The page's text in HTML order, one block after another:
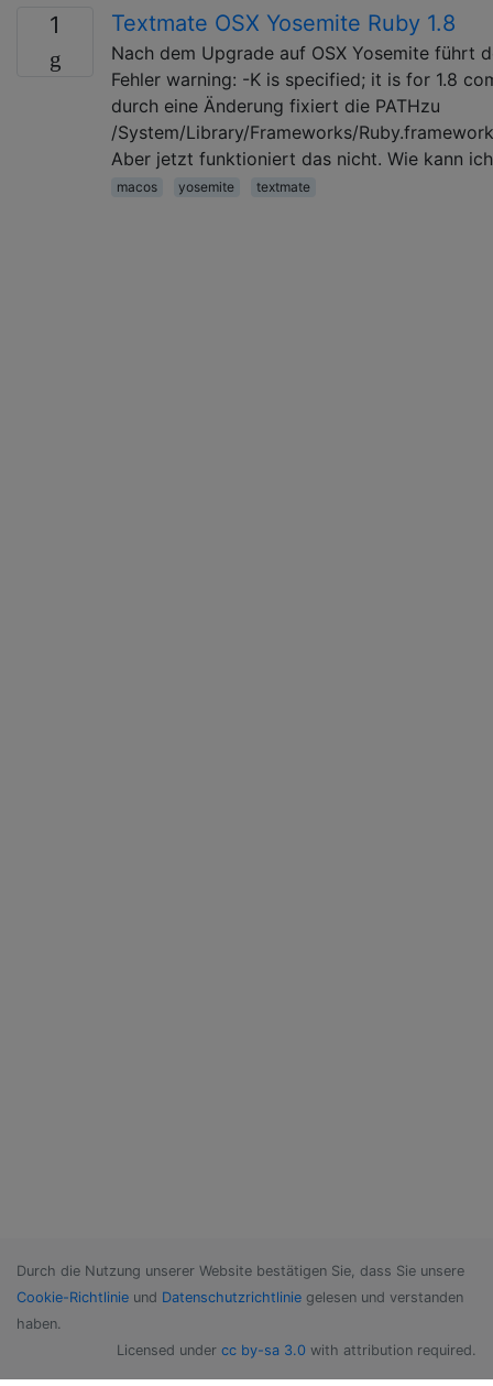
1 Textmate OSX Yosemite Ruby 1.8
Nach dem Upgrade auf OSX Yosemite führt
Fehler warning: -K is specified; it is for 1.8
durch eine Änderung fixiert die PATHzu
/System/Library/Frameworks/
Aber jetzt funktioniert das nicht. Wie kann
macos yosemite textmate
Durch die Nutzung unserer Website bestätigen Sie, dass Sie unsere
Cookie-Richtlinie und Datenschutzrichtlinie gelesen und verstanden
haben.
Licensed under cc by-sa 3.0 with attribution required.